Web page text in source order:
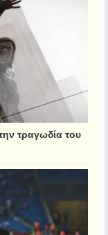
τραγωδία του